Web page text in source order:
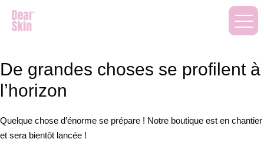
De grandes choses se profilent à
l’horizon
Quelque chose d’énorme se prépare ! Notre boutique est en chantier
et sera bientôt lancée !